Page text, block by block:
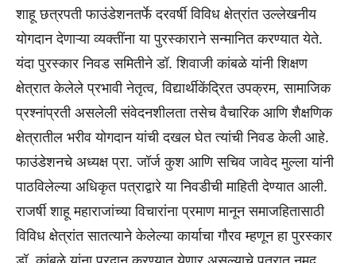
शाहू छत्रपती फाउंडेशनतर्फे दरवर्षी विविध क्षेत्रांत उल्लेखनीय
योगदान देणाऱ्या व्यक्तींना या पुरस्काराने सन्मानित करण्यात येते.
यंदा पुरस्कार निवड समितीने डॉ. शिवाजी कांबळे यांनी शिक्षण
क्षेत्रात केलेले प्रभावी नेतृत्व, विद्यार्थीकेंद्रित उपक्रम, सामाजिक
प्रश्नांप्रती असलेली संवेदनशीलता तसेच वैचारिक आणि शैक्षणिक
क्षेत्रातील भरीव योगदान यांची दखल घेत त्यांची निवड केली आहे.
फाउंडेशनचे अध्यक्ष प्रा. जॉर्ज कुश आणि सचिव जावेद मुल्ला यांनी
पाठविलेल्या अधिकृत पत्राद्वारे या निवडीची माहिती देण्यात आली.
राजर्षी शाहू महाराजांच्या विचारांना प्रमाण मानून समाजहितासाठी
विविध क्षेत्रांत सातत्याने केलेल्या कार्याचा गौरव म्हणून हा पुरस्कार